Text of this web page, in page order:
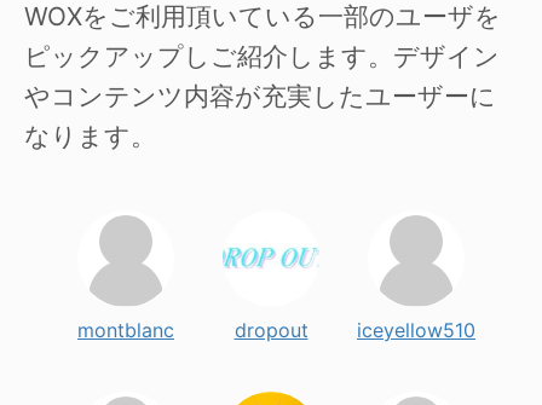
WOXをご利用頂いている一部のユーザを
ピックアップしご紹介します。デザイン
やコンテンツ内容が充実したユーザーに
なります。
montblanc dropout iceyellow510